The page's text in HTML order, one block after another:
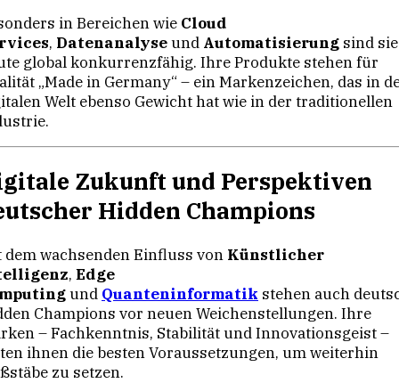
in Bereichen wie Cloud
, Datenanalyseund Automatisierung sind sie
global konkurrenzfähig. Ihre Produkte stehen für
„Made in Germany“ – ein Markenzeichen, das in
Welt ebenso Gewicht hat wie in der traditionellen
Zukunft und Perspektiven
Hidden Champions
dem wachsenden Einfluss von Künstlicher
, Edge
und Quanteninformatik stehen auch
Champions vor neuen Weichenstellungen. Ihre
– Fachkenntnis, Stabilität und Innovationsgeist –
ihnen die besten Voraussetzungen, um weiterhin
zu setzen.